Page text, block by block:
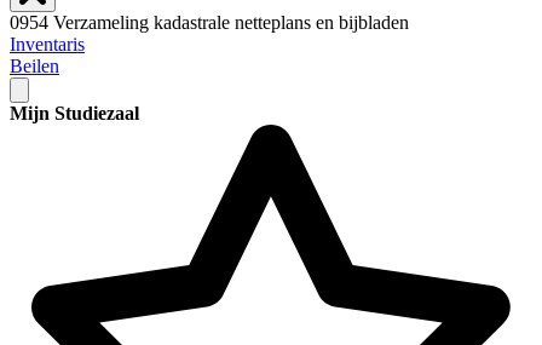
0954 Verzameling kadastrale netteplans en bijbladen
Inventaris
Beilen
Mijn Studiezaal